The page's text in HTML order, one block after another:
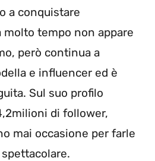
a conquistare
tempo non appare
però continua a
e influencer ed è
Sul suo profilo
di follower,
mai occasione per farle